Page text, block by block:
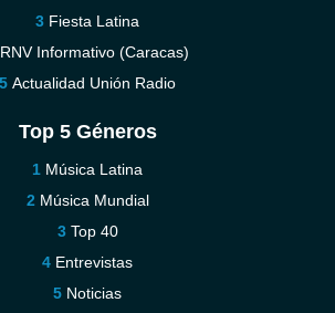
Fiesta Latina
RNV Informativo (Caracas)
Actualidad Unión Radio
Top 5 Géneros
Música Latina
Música Mundial
Top 40
Entrevistas
Noticias